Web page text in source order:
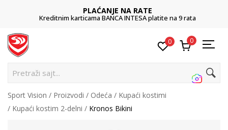
PLAĆANJE NA RATE
Kreditnim karticama BANCA INTESA platite na 9 rata
0 0
Pretraži sajt...
Sport Vision Proizvodi Odeća
Kupaći kostimi
Kupaći kostim 2-delni
Kronos Bikini